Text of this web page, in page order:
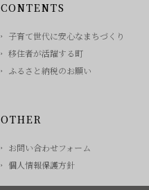
CONTENTS
子育て世代に安心なまちづくり
移住者が活躍する町
ふるさと納税のお願い
OTHER
お問い合わせフォーム
個人情報保護方針